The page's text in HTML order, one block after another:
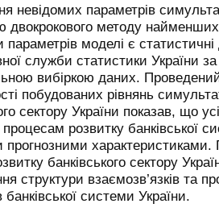
невідомих параметрів
двокрокового методу
параметрів моделі є
служби статистики України за
вибіркою даних.
побудованих рівнянь
сектору України показав, що
розвитку банківської
характеристиками.
банківського сектору
структури взаємозв’язків та
банківської системи України.